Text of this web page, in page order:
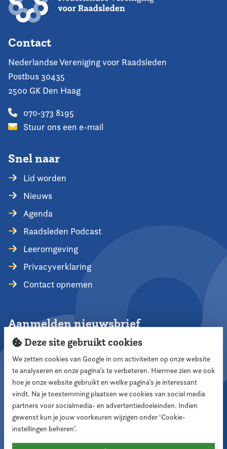
Contact
Nederlandse Vereniging voor Raadsleden
Postbus 30435
2500 GK Den Haag
070-373 8195
Stuur ons een e-mail
Snel naar
Lid worden
Nieuws
Agenda
Raadsleden Podcast
Leeromgeving
Privacyverklaring
Contact opnemen
Aanmelden nieuwsbrief
Aanmelden
Volg ons
Deze site gebruikt cookies
We zetten cookies van Google in om activiteiten op onze website
te analyseren en onze pagina’s te verbeteren. Hiermee zien we ook
hoe je onze website gebruikt en welke pagina’s je interessant
vindt. Na je toestemming plaatsen we cookies van social media
partners voor socialmedia- en advertentiedoeleinden. Indien
gewenst kun je jouw voorkeuren wijzigen onder ‘Cookie-
instellingen beheren’.